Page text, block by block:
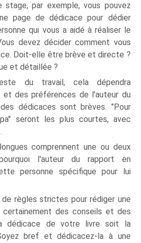
stage, par exemple, vous pouvez
page de dédicace pour dédier
qui vous a aidé à réaliser le
devez décider comment vous
Doit-elle être brève et directe ?
et détaillée ?
du travail, cela dépendra
des préférences de l'auteur du
dédicaces sont brèves. "Pour
seront les plus courtes, avec
comprennent une ou deux
l'auteur du rapport en
personne spécifique pour lui
règles strictes pour rédiger une
des conseils et des
dédicace de votre livre soit la
bref et dédicacez-la à une